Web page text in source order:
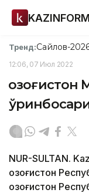
KAZINFORM
Тренд:Сайлов-
12:06, 07 Июл 2022
NUR-SULTAN.
Қозоғистон
Қозоғистон